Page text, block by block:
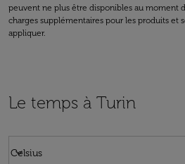
peuvent ne plus être disponibles au moment
charges supplémentaires pour les produits et
appliquer.
Le temps à Turin
Celsius
keyboard_arrow_down